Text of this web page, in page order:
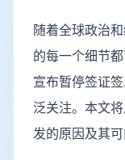
随着全球政治
的每一个细节
宣布暂停签证
泛关注。本文
发的原因及其可